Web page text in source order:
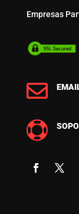
Empresas

